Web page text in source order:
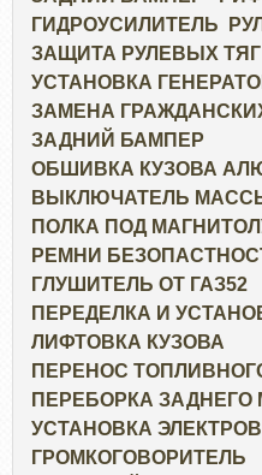
ГИДРОУСИЛИТЕЛЬ
ЗАЩИТА РУЛЕВЫХ ТЯГ
УСТАНОВКА
ЗАМЕНА
ЗАДНИЙ БАМПЕР
ОБШИВКА КУЗОВА
ВЫКЛЮЧАТЕЛЬ
ПОЛКА ПОД
РЕМНИ
ГЛУШИТЕЛЬ ОТ ГАЗ52
ПЕРЕДЕЛКА И
ЛИФТОВКА КУЗОВА
ПЕРЕНОС
ПЕРЕБОРКА ЗАДНЕГО
УСТАНОВКА
ГРОМКОГОВОРИТЕЛЬ